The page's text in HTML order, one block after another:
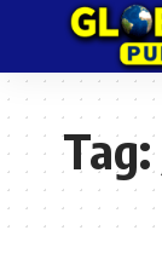
Tag: